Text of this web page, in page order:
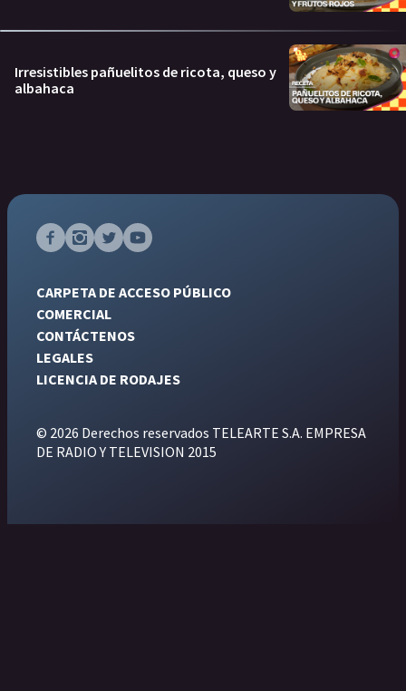
Irresistibles pañuelitos de ricota, queso y
albahaca
CARPETA DE ACCESO PÚBLICO
COMERCIAL
CONTÁCTENOS
LEGALES
LICENCIA DE RODAJES
© 2026 Derechos reservados TELEARTE S.A. EMPRESA
DE RADIO Y TELEVISION 2015